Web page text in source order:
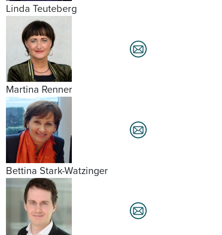
Linda Teuteberg
Martina Renner
Bettina Stark-Watzinger